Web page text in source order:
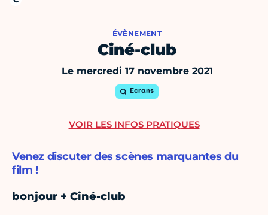
ÉVÈNEMENT
Ciné-club
Le mercredi 17 novembre 2021
Ecrans
Venez discuter des scènes marquantes du
film !
bonjour + Ciné-club
VOIR LES INFOS PRATIQUES